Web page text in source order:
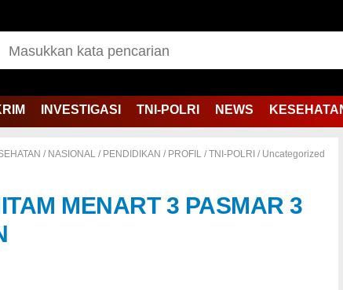
INVESTIGASI TNI-POLRI NEWS
/ NASIONAL/ PENDIDIKAN / PROFIL/ TNI-POLRI / Uncategorized
MENART 3 PASMAR 3